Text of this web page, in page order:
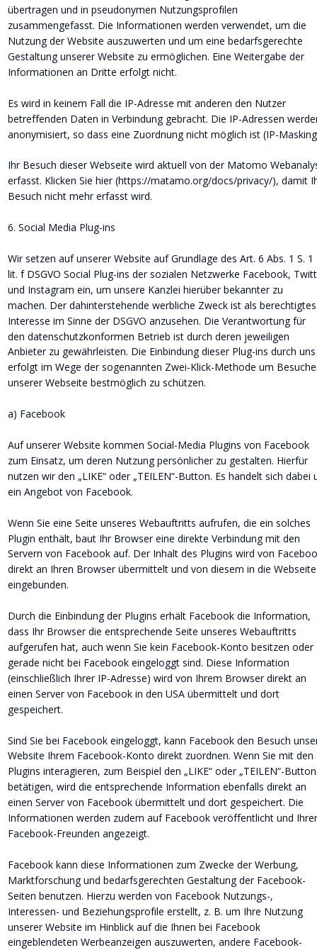
übertragen und in pseudonymen Nutzungsprofilen
zusammengefasst. Die Informationen werden verwendet, um die
Nutzung der Website auszuwerten und um eine bedarfsgerechte
Gestaltung unserer Website zu ermöglichen. Eine Weitergabe der
Informationen an Dritte erfolgt nicht.
Es wird in keinem Fall die IP-Adresse mit anderen den Nutzer
betreffenden Daten in Verbindung gebracht. Die IP-Adressen
anonymisiert, so dass eine Zuordnung nicht möglich ist (IP-
Ihr Besuch dieser Webseite wird aktuell von der Matomo
erfasst. Klicken Sie hier (https://matamo.org/docs/privacy/), damit
Besuch nicht mehr erfasst wird.
6. Social Media Plug-ins
Wir setzen auf unserer Website auf Grundlage des Art. 6 Abs. 1 S. 1
lit. f DSGVO Social Plug-ins der sozialen Netzwerke Facebook,
und Instagram ein, um unsere Kanzlei hierüber bekannter zu
machen. Der dahinterstehende werbliche Zweck ist als
Interesse im Sinne der DSGVO anzusehen. Die Verantwortung für
den datenschutzkonformen Betrieb ist durch deren jeweiligen
Anbieter zu gewährleisten. Die Einbindung dieser Plug-ins durch
erfolgt im Wege der sogenannten Zwei-Klick-Methode um
unserer Webseite bestmöglich zu schützen.
a) Facebook
Auf unserer Website kommen Social-Media Plugins von Facebook
zum Einsatz, um deren Nutzung persönlicher zu gestalten. Hierfür
nutzen wir den „LIKE“ oder „TEILEN“-Button. Es handelt sich dabei
ein Angebot von Facebook.
Wenn Sie eine Seite unseres Webauftritts aufrufen, die ein solches
Plugin enthält, baut Ihr Browser eine direkte Verbindung mit den
Servern von Facebook auf. Der Inhalt des Plugins wird von
direkt an Ihren Browser übermittelt und von diesem in die
eingebunden.
Durch die Einbindung der Plugins erhält Facebook die Information,
dass Ihr Browser die entsprechende Seite unseres Webauftritts
aufgerufen hat, auch wenn Sie kein Facebook-Konto besitzen oder
gerade nicht bei Facebook eingeloggt sind. Diese Information
(einschließlich Ihrer IP-Adresse) wird von Ihrem Browser direkt an
einen Server von Facebook in den USA übermittelt und dort
gespeichert.
Sind Sie bei Facebook eingeloggt, kann Facebook den Besuch
Website Ihrem Facebook-Konto direkt zuordnen. Wenn Sie mit den
Plugins interagieren, zum Beispiel den „LIKE“ oder „TEILEN“-
betätigen, wird die entsprechende Information ebenfalls direkt an
einen Server von Facebook übermittelt und dort gespeichert. Die
Informationen werden zudem auf Facebook veröffentlicht und
Facebook-Freunden angezeigt.
Facebook kann diese Informationen zum Zwecke der Werbung,
Marktforschung und bedarfsgerechten Gestaltung der Facebook-
Seiten benutzen. Hierzu werden von Facebook Nutzungs-,
Interessen- und Beziehungsprofile erstellt, z. B. um Ihre Nutzung
unserer Website im Hinblick auf die Ihnen bei Facebook
eingeblendeten Werbeanzeigen auszuwerten, andere Facebook-